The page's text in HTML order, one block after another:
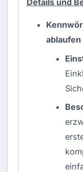
Details und
ablaufen